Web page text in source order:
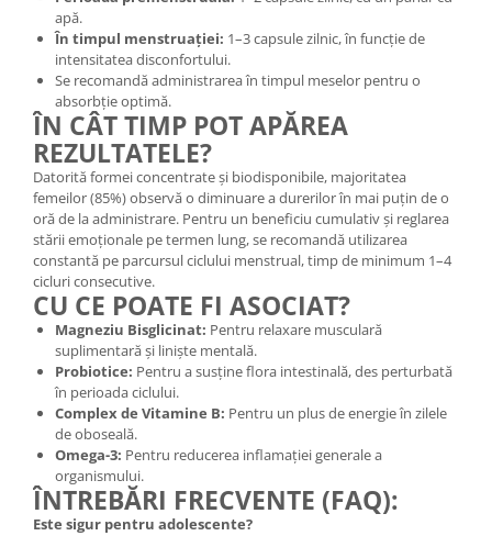
apă.
În timpul menstruației: 1–3 capsule zilnic, în funcție de
intensitatea disconfortului.
Se recomandă administrarea în timpul meselor pentru o
absorbție optimă.
ÎN CÂT TIMP POT APĂREA
REZULTATELE?
Datorită formei concentrate și biodisponibile, majoritatea
femeilor (85%) observă o diminuare a durerilor în mai puțin de o
oră de la administrare. Pentru un beneficiu cumulativ și reglarea
stării emoționale pe termen lung, se recomandă utilizarea
constantă pe parcursul ciclului menstrual, timp de minimum 1–4
cicluri consecutive.
CU CE POATE FI ASOCIAT?
Magneziu Bisglicinat: Pentru relaxare musculară
suplimentară și liniște mentală.
Probiotice: Pentru a susține flora intestinală, des perturbată
în perioada ciclului.
Complex de Vitamine B: Pentru un plus de energie în zilele
de oboseală.
Omega-3: Pentru reducerea inflamației generale a
organismului.
ÎNTREBĂRI FRECVENTE (FAQ):
Este sigur pentru adolescente?